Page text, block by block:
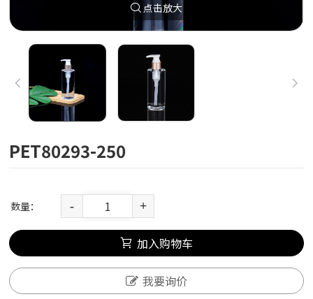
点击放大
PET80293-250
数量： - +
加入购物车
我要询价